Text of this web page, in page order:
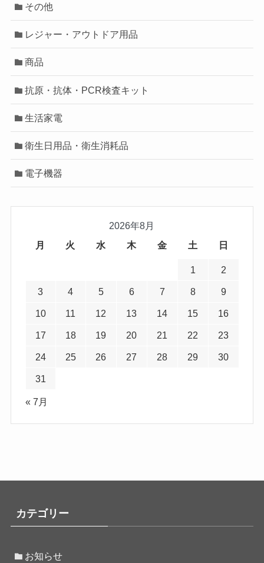
その他
レジャー・アウトドア用品
商品
抗原・抗体・PCR検査キット
生活家電
衛生日用品・衛生消耗品
電子機器
2026年8月
月
火 水 木 金 土 日
1 2
3 4 5 6 7 8 9
10 11 12 13 14 15 16
17 18 19 20 21 22 23
24 25 26 27 28 29 30
31
« 7月
カテゴリー
お知らせ